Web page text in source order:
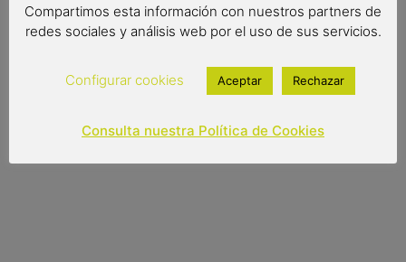
Diámetro de tela: 103 cm.
34,95 (IVA incluido)
Compartimos esta información con nuestros partners de
redes sociales y análisis web por el uso de sus servicios.
Configurar cookies Aceptar Rechazar
Consulta nuestra Política de Cookies